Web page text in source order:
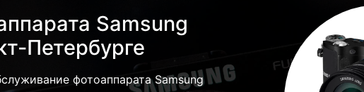
Samsung
Петербурге
фотоаппарата Samsung